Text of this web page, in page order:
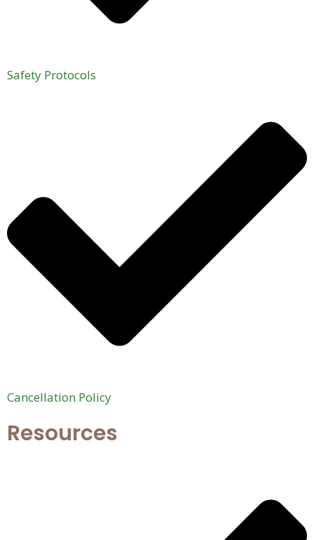
Safety Protocols
Cancellation Policy
Resources